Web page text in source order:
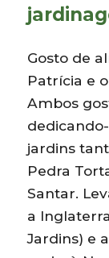
Gosto de
Patrícia e
Ambos
jardins
Pedra
Santar.
a
Jardins) e